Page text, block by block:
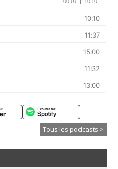
Tous les podcasts >